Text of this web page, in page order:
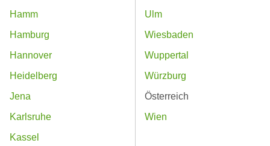
Hamm
Hamburg
Hannover
Heidelberg
Jena
Karlsruhe
Kassel
Ulm
Wiesbaden
Wuppertal
Würzburg
Österreich
Wien